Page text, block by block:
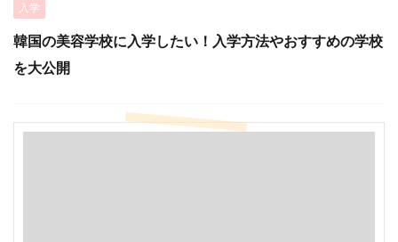
入学
韓国の美容学校に入学したい！入学方法やおすすめの学校
を大公開